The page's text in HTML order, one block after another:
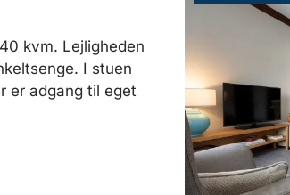
kvm. Lejligheden
I stuen
er adgang til eget